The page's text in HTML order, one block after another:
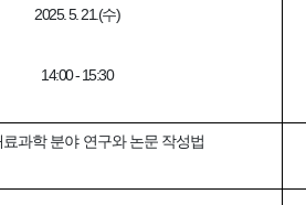
2025. 5. 21.(수)
14:00 - 15:30
료과학 분야 연구와 논문 작성법